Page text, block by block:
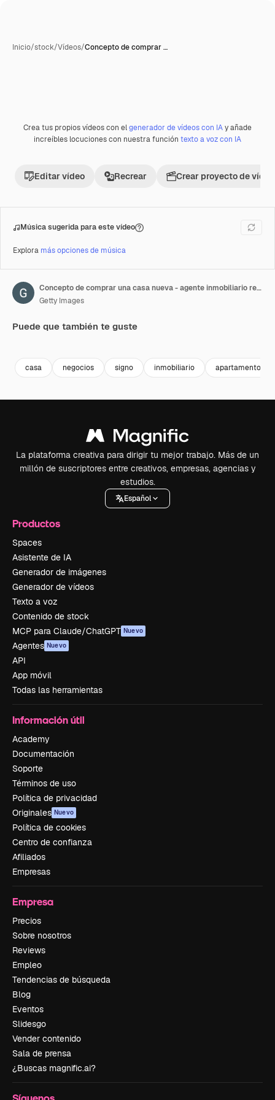
Inicio/stock/Vídeos/Concepto de comprar …
Premium
Crea tus propios vídeos con elgenerador de vídeos con IAy añade
increíbles locuciones con nuestra función texto a voz con IA
Editar vídeo Recrear Crear proyecto de vídeo
Música sugerida para este vídeo
Explora más opciones de música
Concepto de comprar una casa nueva - agente inmobiliario redactando documentos en la oficina
Getty Images
Puede que también te guste
casa negocios signo inmobiliario apartamento
La plataforma creativa para dirigir tu mejor trabajo. Más de un
millón de suscriptores entre creativos, empresas, agencias y
estudios.
Español
Productos
Spaces
Asistente de IA
Generador de imágenes
Generador de vídeos
Texto a voz
Contenido de stock
MCP para Claude/ChatGPT Nuevo
Agentes Nuevo
API
App móvil
Todas las herramientas
Información útil
Academy
Documentación
Soporte
Términos de uso
Política de privacidad
Originales Nuevo
Política de cookies
Centro de confianza
Afiliados
Empresas
Empresa
Precios
Sobre nosotros
Reviews
Empleo
Tendencias de búsqueda
Blog
Eventos
Slidesgo
Vender contenido
Sala de prensa
¿Buscas magnific.ai?